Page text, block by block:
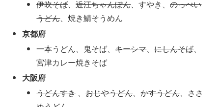
伊吹そば、近江ちゃんぽん、すやき、のっぺい
うどん、焼き鯖そうめん
京都府
一本うどん、鬼そば、キーシマ、にしんそば、
宮津カレー焼きそば
大阪府
うどんすき、おじやうどん、かすうどん、ささ